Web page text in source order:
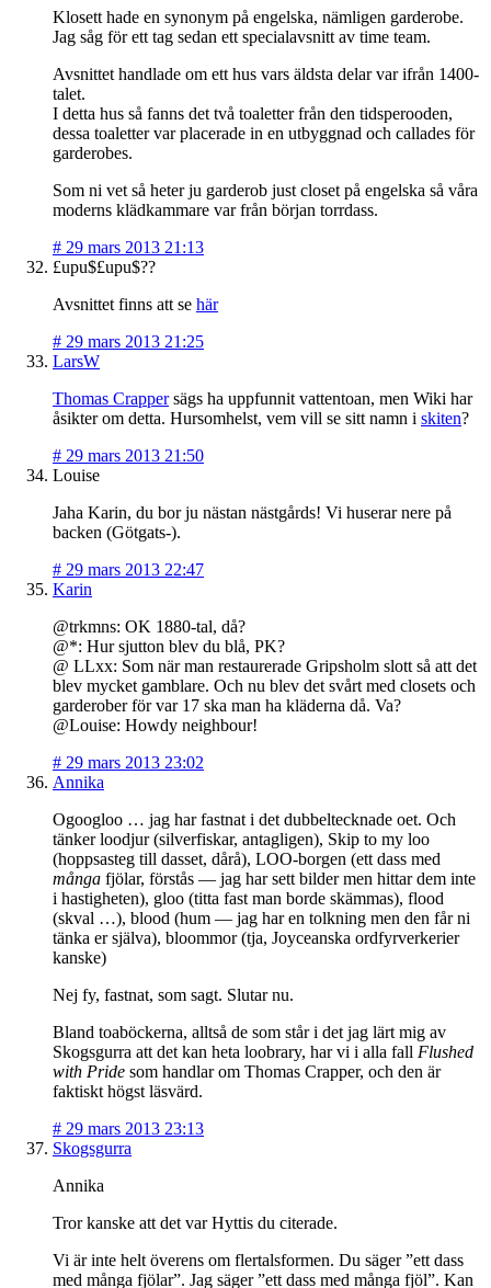
Klosett hade en synonym på engelska, nämligen garderobe.
Jag såg för ett tag sedan ett specialavsnitt av time team.
Avsnittet handlade om ett hus vars äldsta delar var ifrån 1400-
talet.
I detta hus så fanns det två toaletter från den tidsperooden,
dessa toaletter var placerade in en utbyggnad och callades för
garderobes.
Som ni vet så heter ju garderob just closet på engelska så våra
moderns klädkammare var från början torrdass.
# 29 mars 2013 21:13
£upu$£upu$??
Avsnittet finns att se här
# 29 mars 2013 21:25
LarsW
Thomas Crappersägs ha uppfunnit vattentoan, men Wiki har
åsikter om detta. Hursomhelst, vem vill se sitt namn i skiten?
# 29 mars 2013 21:50
Louise
Jaha Karin, du bor ju nästan nästgårds! Vi huserar nere på
backen (Götgats-).
# 29 mars 2013 22:47
Karin
@trkmns: OK 1880-tal, då?
@*: Hur sjutton blev du blå, PK?
@ LLxx: Som när man restaurerade Gripsholm slott så att det
blev mycket gamblare. Och nu blev det svårt med closets och
garderober för var 17 ska man ha kläderna då. Va?
@Louise: Howdy neighbour!
# 29 mars 2013 23:02
Annika
Ogoogloo … jag har fastnat i det dubbeltecknade oet. Och
tänker loodjur (silverfiskar, antagligen), Skip to my loo
(hoppsasteg till dasset, dårå), LOO-borgen (ett dass med
många fjölar, förstås — jag har sett bilder men hittar dem inte
i hastigheten), gloo (titta fast man borde skämmas), flood
(skval …), blood (hum — jag har en tolkning men den får ni
tänka er själva), bloommor (tja, Joyceanska ordfyrverkerier
kanske)
Nej fy, fastnat, som sagt. Slutar nu.
Bland toaböckerna, alltså de som står i det jag lärt mig av
Skogsgurra att det kan heta loobrary, har vi i alla fall Flushed
with Pride som handlar om Thomas Crapper, och den är
faktiskt högst läsvärd.
# 29 mars 2013 23:13
Skogsgurra
Annika
Tror kanske att det var Hyttis du citerade.
Vi är inte helt överens om flertalsformen. Du säger ”ett dass
med många fjölar”. Jag säger ”ett dass med många fjöl”. Kan